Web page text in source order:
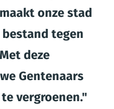
onze stad
tegen
deze
Gentenaars
vergroenen.